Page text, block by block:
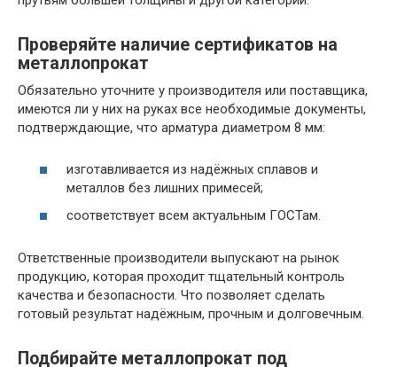
Проверяйте наличие сертификатов на
металлопрокат
Обязательно уточните у производителя или поставщика,
имеются ли у них на руках все необходимые документы,
подтверждающие, что арматура диаметром 8 мм:
изготавливается из надёжных сплавов и
металлов без лишних примесей;
соответствует всем актуальным ГОСТам.
Ответственные производители выпускают на рынок
продукцию, которая проходит тщательный контроль
качества и безопасности. Что позволяет сделать
готовый результат надёжным, прочным и долговечным.
Подбирайте металлопрокат под